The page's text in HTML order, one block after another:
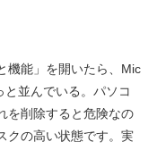
機能」を開いたら、Mic
並んでいる。パソコ
を削除すると危険なの
クの高い状態です。実